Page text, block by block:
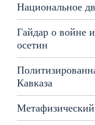
Национальное
Гайдар о войне
осетин
Кавказа